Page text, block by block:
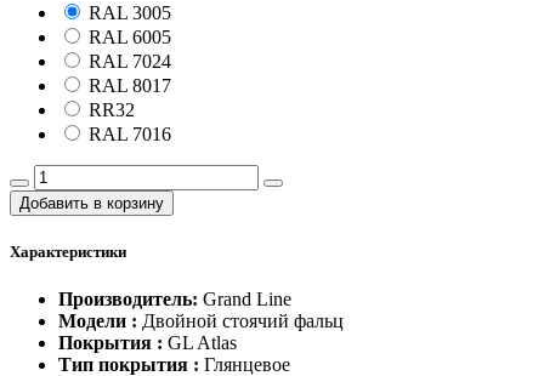
RAL 3005
RAL 6005
RAL 7024
RAL 8017
RR32
RAL 7016
Добавить в корзину
Характеристики
Производитель: Grand Line
Модели : Двойной стоячий фальц
Покрытия : GL Atlas
Тип покрытия : Глянцевое